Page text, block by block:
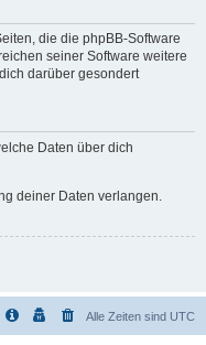
die die phpBB-Software
seiner Software weitere
darüber gesondert
Daten über dich
deiner Daten verlangen.
Alle Zeiten sind UTC